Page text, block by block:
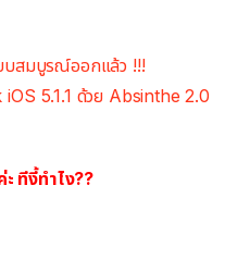
บสมบูรณ์ออกแล้ว !!!
5.1.1 ด้วย Absinthe 2.0
ะ ทีงี้ทำไง??